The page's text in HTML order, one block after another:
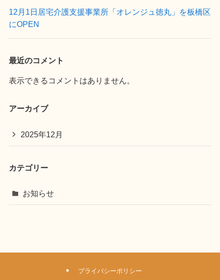
12月1日居宅介護支援事業所「オレンジュ徳丸」を板橋区
にOPEN
最近のコメント
表示できるコメントはありません。
アーカイブ
2025年12月
カテゴリー
お知らせ
プライバシーポリシー